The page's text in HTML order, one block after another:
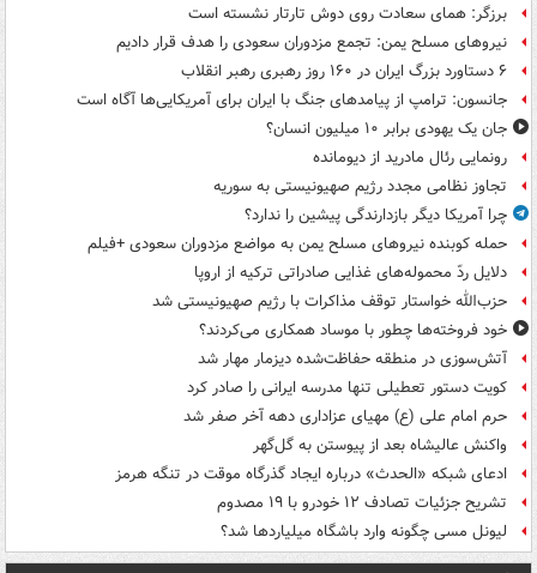
برزگر: همای سعادت روی دوش تارتار نشسته است
نیروهای مسلح یمن: تجمع مزدوران سعودی را هدف قرار دادیم
۶ دستاورد بزرگ ایران در ۱۶۰ روز رهبری رهبر انقلاب
جانسون: ترامپ از پیامدهای جنگ با ایران برای آمریکایی‌ها آگاه است
جان یک یهودی برابر ۱۰ میلیون انسان؟
رونمایی رئال مادرید از دیومانده
تجاوز نظامی مجدد رژیم صهیونیستی به سوریه
چرا آمریکا دیگر بازدارندگی پیشین را ندارد؟
حمله کوبنده نیروهای مسلح یمن به مواضع مزدوران سعودی +فیلم
دلایل ردّ محموله‌های غذایی صادراتی ترکیه از اروپا
حزب‌الله خواستار توقف مذاکرات با رژیم صهیونیستی شد
خود فروخته‌ها چطور با موساد همکاری می‌کردند؟
آتش‌سوزی در منطقه حفاظت‌شده دیزمار مهار شد
کویت دستور تعطیلی تنها مدرسه ایرانی را صادر کرد
حرم امام علی (ع) مهیای عزاداری دهه آخر صفر شد
واکنش عالیشاه بعد از پیوستن به گل‌گهر
ادعای شبکه «الحدث» درباره ایجاد گذرگاه موقت در تنگه هرمز
تشریح جزئیات تصادف ۱۲ خودرو با ۱۹ مصدوم
لیونل مسی چگونه وارد باشگاه میلیاردها شد؟